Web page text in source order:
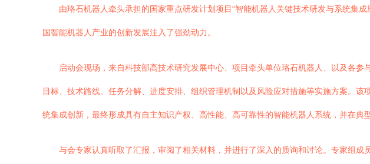
由珞石机器人牵头承担的国家重点研发计划项目“智能机器人关键技术研发与系统集
国智能机器人产业的创新发展注入了强劲动力。
启动会现场，来自科技部高技术研究发展中心、项目牵头单位珞石机器人、以及各
目标、技术路线、任务分解、进度安排、组织管理机制以及风险应对措施等实施方案。
统集成创新，最终形成具有自主知识产权、高性能、高可靠性的智能机器人系统，并在典
与会专家认真听取了汇报，审阅了相关材料，并进行了深入的质询和讨论。专家组